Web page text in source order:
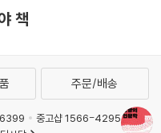
책
주문/배송
중고샵 1566-4295